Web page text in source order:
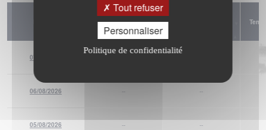
Température (min)
07/08/2026
06/08/2026 -- --
05/08/2026 -- --
Tout refuser
Personnaliser
Politique de confidentialité